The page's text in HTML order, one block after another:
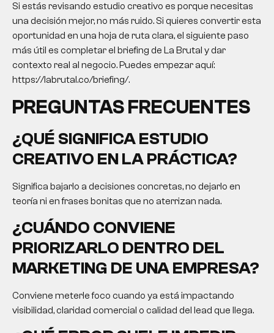
Si estás revisando estudio creativo es porque necesitas
una decisión mejor, no más ruido. Si quieres convertir esta
oportunidad en una hoja de ruta clara, el siguiente paso
más útil es completar el briefing de La Brutal y dar
contexto real al negocio. Puedes empezar aquí:
https://labrutal.co/briefing/.
PREGUNTAS FRECUENTES
¿QUÉ SIGNIFICAESTUDIO
CREATIVO EN LA PRÁCTICA?
Significa bajarlo a decisiones concretas, no dejarlo en
teoría ni en frases bonitas que no aterrizan nada.
¿CUÁNDO CONVIENE
PRIORIZARLO DENTRO DEL
MARKETING DE UNA EMPRESA?
Conviene meterle foco cuando ya está impactando
visibilidad, claridad comercial o calidad del lead que llega.